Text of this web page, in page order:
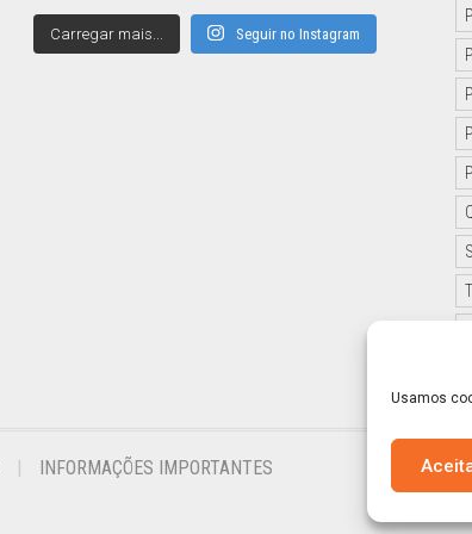
Usamos
Carregar mais... Seguir no Instagram
INFORMAÇÕES IMPORTANTES